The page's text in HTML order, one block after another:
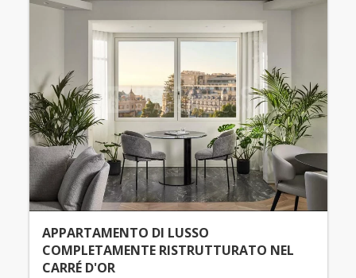
APPARTAMENTO DI LUSSO
COMPLETAMENTE RISTRUTTURATO NEL
CARRÉ D'OR